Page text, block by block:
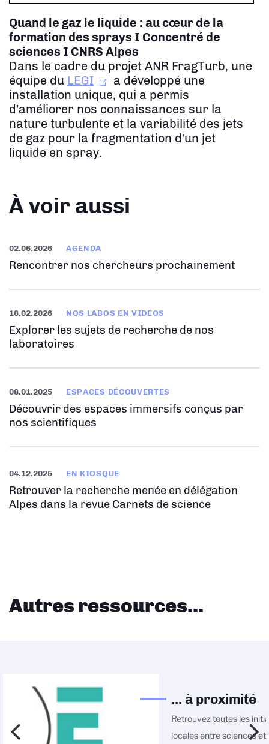
Quand le gaz le liquide : au cœur de la
formation des sprays I Concentré de
sciences I CNRS Alpes
Dans le cadre du projet ANR FragTurb, une
équipe du LEGI
a développé une
installation unique, qui a permis
d’améliorer nos connaissances sur la
nature turbulente et la variabilité des jets
de gaz pour la fragmentation d’un jet
liquide en spray.
À voir aussi
02.06.2026 AGENDA
Rencontrer nos chercheurs prochainement
18.02.2026 NOS LABOS EN VIDÉOS
Explorer les sujets de recherche de nos
laboratoires
08.01.2025 ESPACES DÉCOUVERTES
Découvrir des espaces immersifs conçus par
nos scientifiques
04.12.2025 EN KIOSQUE
Retrouver la recherche menée en délégation
Alpes dans la revue Carnets de science
Autres ressources...
... à proximité
Retrouvez toutes les
locales entre sciences et